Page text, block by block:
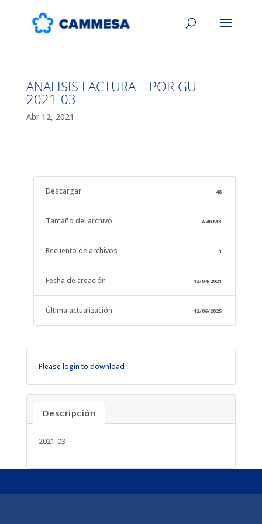
ANALISIS FACTURA – POR GU –
2021-03
Abr 12, 2021
Descargar 48
Tamaño del archivo 4.40 MB
Recuento de archivos 1
Fecha de creación 12/04/2021
Última actualización 12/06/2025
Please login to download
Descripción
2021-03